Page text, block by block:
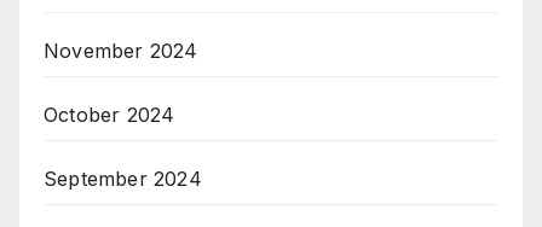
November 2024
October 2024
September 2024